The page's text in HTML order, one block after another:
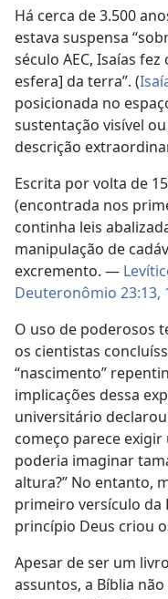
Há cerca de 3.500
estava suspensa
século AEC, Isaías
esfera] da terra”. (
posicionada no
sustentação visível
descrição
Escrita por volta de
(encontrada nos
continha leis
manipulação de
excremento. —
Deuteronômio 23:13,
O uso de poderosos
os cientistas
“nascimento”
implicações dessa
universitário
começo parece
poderia imaginar
altura?” No entanto,
primeiro versículo da
princípio Deus criou
Apesar de ser um
assuntos, a Bíblia